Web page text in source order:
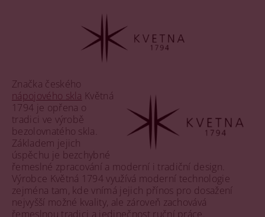
Značka českého
nápojového skla Květná
1794 je opřena o
tradici ve výrobě
bezolovnatého skla.
Základem jejich
úspěchu je bezchybné
řemeslné zpracování a moderní i tradiční design.
Výrobce Květná 1794 využívá moderní technologie
zejména tam, kde vnímá jejich přínos pro dosažení
nejvyšší možné kvality, ale zároveň zachovává
řemeslnou tradici a jedinečnost ruční práce.